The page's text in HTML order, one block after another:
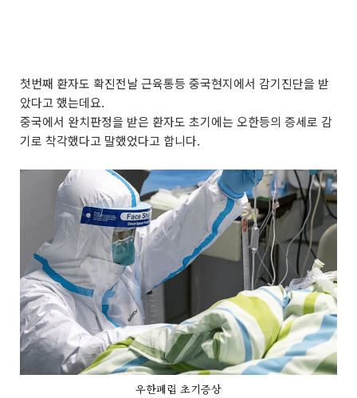
첫번째 환자도 확진전날 근육통등 중국현지에서 감기진단을 받
았다고 했는데요.
중국에서 완치판정을 받은 환자도 초기에는 오한등의 증세로 감
기로 착각했다고 말했었다고 합니다.
우한폐렴 초기증상